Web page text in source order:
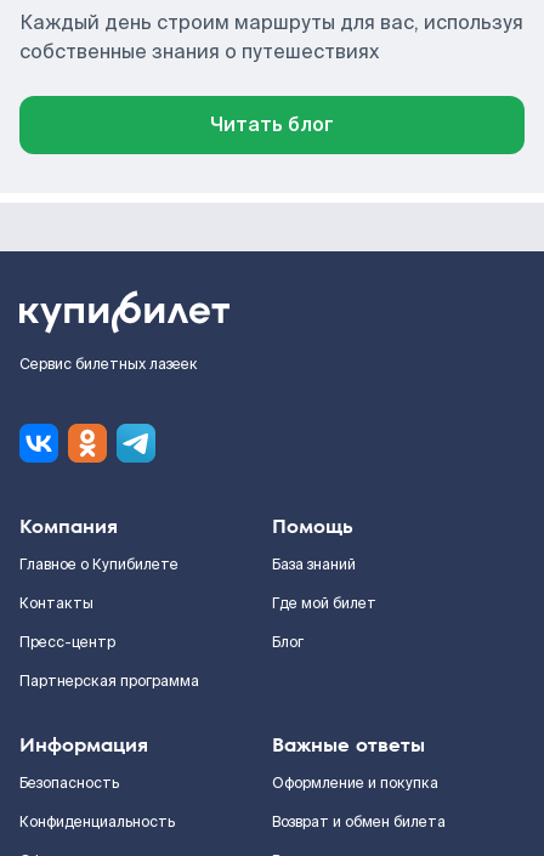
Каждый день строим маршруты для вас, используя
собственные знания о путешествиях
Читать блог
Сервис билетных лазеек
Компания
Главное о Купибилете
Контакты
Пресс-центр
Партнерская программа
Помощь
База знаний
Где мой билет
Блог
Информация
Безопасность
Конфиденциальность
Важные ответы
Оформление и покупка
Возврат и обмен билета